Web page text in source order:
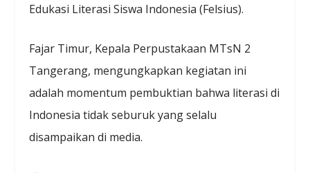
Edukasi Literasi Siswa Indonesia (Felsius).
Fajar Timur, Kepala Perpustakaan MTsN 2
Tangerang, mengungkapkan kegiatan ini
adalah momentum pembuktian bahwa literasi di
Indonesia tidak seburuk yang selalu
disampaikan di media.